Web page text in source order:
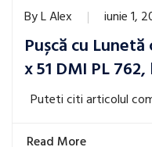
ByL Alex iunie 1,
Pușcă cu
x 51 DMI PL
Puteti citi articolul
Read More